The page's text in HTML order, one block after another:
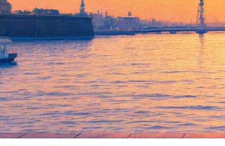
"БТК-фест", День
четвертый: чаепитие с
Мухой-Цокотухой, сказки и
лекция о смешном